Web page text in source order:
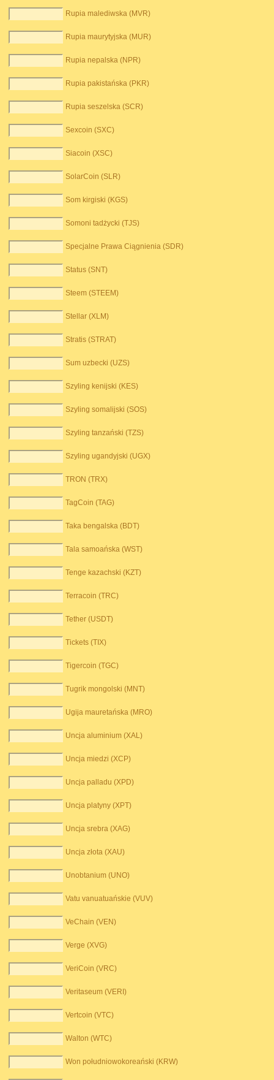
Rupia malediwska (MVR)
Rupia maurytyjska (MUR)
Rupia nepalska (NPR)
Rupia pakistańska (PKR)
Rupia seszelska (SCR)
Sexcoin (SXC)
Siacoin (XSC)
SolarCoin (SLR)
Som kirgiski (KGS)
Somoni tadżycki (TJS)
Specjalne Prawa Ciągnienia (SDR)
Status (SNT)
Steem (STEEM)
Stellar (XLM)
Stratis (STRAT)
Sum uzbecki (UZS)
Szyling kenijski (KES)
Szyling somalijski (SOS)
Szyling tanzański (TZS)
Szyling ugandyjski (UGX)
TRON (TRX)
TagCoin (TAG)
Taka bengalska (BDT)
Tala samoańska (WST)
Tenge kazachski (KZT)
Terracoin (TRC)
Tether (USDT)
Tickets (TIX)
Tigercoin (TGC)
Tugrik mongolski (MNT)
Ugija mauretańska (MRO)
Uncja aluminium (XAL)
Uncja miedzi (XCP)
Uncja palladu (XPD)
Uncja platyny (XPT)
Uncja srebra (XAG)
Uncja złota (XAU)
Unobtanium (UNO)
Vatu vanuatuańskie (VUV)
VeChain (VEN)
Verge (XVG)
VeriCoin (VRC)
Veritaseum (VERI)
Vertcoin (VTC)
Walton (WTC)
Won południowokoreański (KRW)